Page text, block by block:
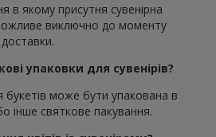
в якому присутня сувенірна
виключно до моменту
упаковки для сувенірів?
букетів може бути упакована в
інше святкове пакування.